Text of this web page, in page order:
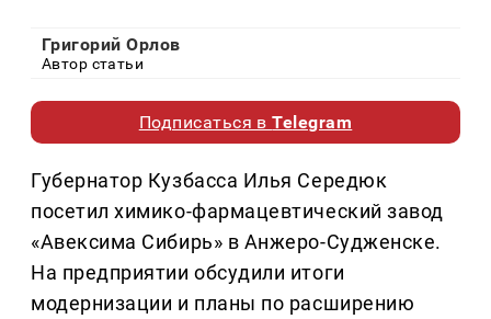
Григорий Орлов
Автор статьи
Подписаться вTelegram
Губернатор Кузбасса Илья Середюк
посетил химико-фармацевтический завод
«Авексима Сибирь» в Анжеро-Судженске.
На предприятии обсудили итоги
модернизации и планы по расширению